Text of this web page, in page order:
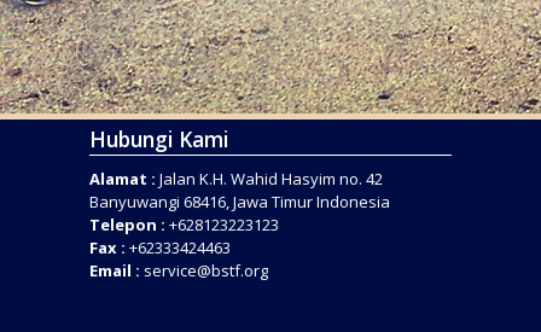
Hubungi Kami
Alamat : Jalan K.H. Wahid Hasyim no. 42
Banyuwangi 68416, Jawa Timur Indonesia
Telepon : +628123223123
Fax : +62333424463
Email : service@bstf.org